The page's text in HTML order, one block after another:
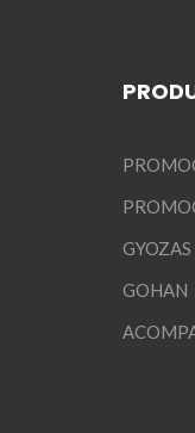
GYOZAS
GOHAN